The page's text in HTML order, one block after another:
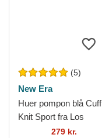
(5)
New Era
Huer pompon blå Cuff
Knit Sport fra Los
Angeles Dodgers MLB
279 kr.